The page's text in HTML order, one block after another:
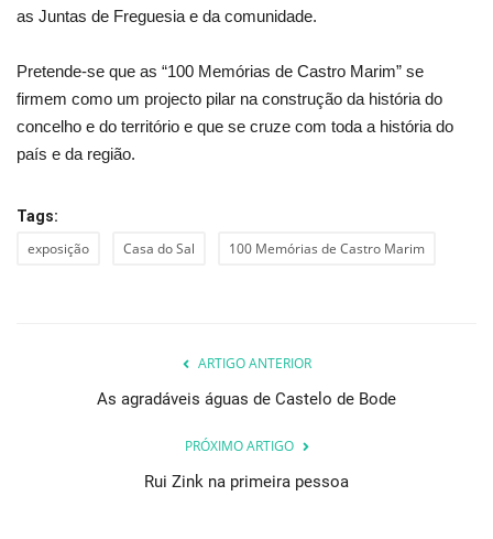
as Juntas de Freguesia e da comunidade.
Pretende-se que as “100 Memórias de Castro Marim” se
firmem como um projecto pilar na construção da história do
concelho e do território e que se cruze com toda a história do
país e da região.
Tags:
exposição Casa do Sal 100 Memórias de Castro Marim
ARTIGO ANTERIOR
As agradáveis águas de Castelo de Bode
PRÓXIMO ARTIGO
Rui Zink na primeira pessoa